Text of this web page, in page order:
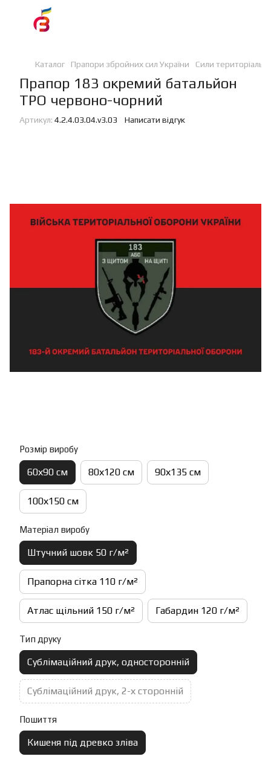
Каталог Прапори збройних сил України Сили
Прапор 183 окремий батальйон
ТРО червоно-чорний
Артикул: 4.2.4.03.04.v3.03 Написати відгук
Розмір виробу
60х90 см 80х120 см 90х135 см
100х150 см
Матеріал виробу
Штучний шовк 50 г/м²
Прапорна сітка 110 г/м²
Атлас щільний 150 г/м² Габардин 120 г/м²
Тип друку
Сублімаційний друк, односторонній
Сублімаційний друк, 2-х сторонній
Пошиття
Кишеня під древко зліва